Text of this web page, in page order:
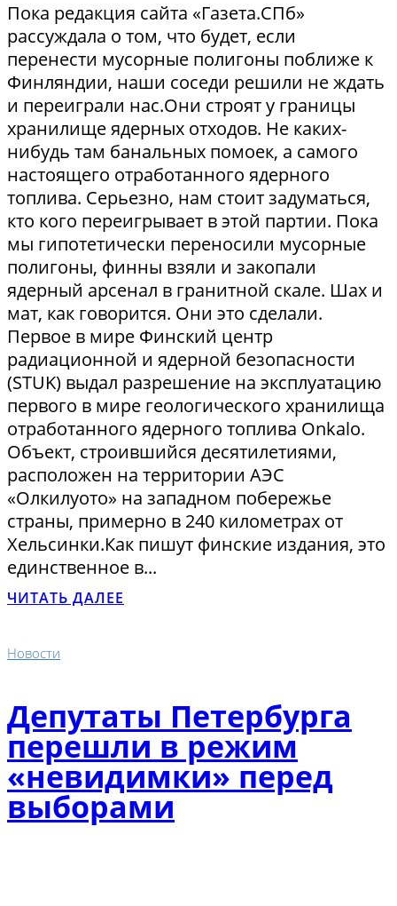
Пока редакция сайта «Газета.СПб»
рассуждала о том, что будет, если
перенести мусорные полигоны поближе к
Финляндии, наши соседи решили не ждать
и переиграли нас.Они строят у границы
хранилище ядерных отходов. Не каких-
нибудь там банальных помоек, а самого
настоящего отработанного ядерного
топлива. Серьезно, нам стоит задуматься,
кто кого переигрывает в этой партии. Пока
мы гипотетически переносили мусорные
полигоны, финны взяли и закопали
ядерный арсенал в гранитной скале. Шах и
мат, как говорится. Они это сделали.
Первое в мире Финский центр
радиационной и ядерной безопасности
(STUK) выдал разрешение на эксплуатацию
первого в мире геологического хранилища
отработанного ядерного топлива Onkalo.
Объект, строившийся десятилетиями,
расположен на территории АЭС
«Олкилуото» на западном побережье
страны, примерно в 240 километрах от
Хельсинки.Как пишут финские издания, это
единственное в...
ЧИТАТЬ ДАЛЕЕ
Новости
Депутаты Петербурга
перешли в режим
«невидимки» перед
выборами